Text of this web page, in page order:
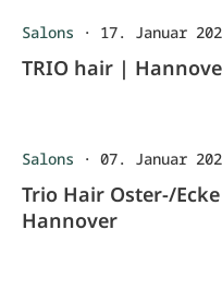
Salons · 17. Januar
TRIO hair |
Salons · 07. Januar
Trio Hair Oster-/
Hannover